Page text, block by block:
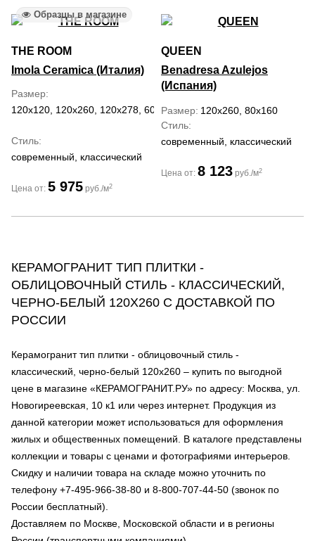
Образцы в магазине
THE ROOM
Imola Ceramica (Италия)
Размер
120x120, 120x260, 120x278, 60x120, 60x60
Стиль
современный, классический
Цена от: 5 975 руб./м2
QUEEN
Benadresa Azulejos
(Испания)
Размер 120x260, 80x160
Стиль
современный, классический
Цена от: 8 123 руб./м2
КЕРАМОГРАНИТ ТИП ПЛИТКИ -
ОБЛИЦОВОЧНЫЙ СТИЛЬ - КЛАССИЧЕСКИЙ,
ЧЕРНО-БЕЛЫЙ 120Х260 С ДОСТАВКОЙ ПО
РОССИИ
Керамогранит тип плитки - облицовочный стиль -
классический, черно-белый 120х260 – купить по выгодной
цене в магазине «КЕРАМОГРАНИТ.РУ» по адресу: Москва, ул.
Новогиреевская, 10 к1 или через интернет. Продукция из
данной категории может использоваться для оформления
жилых и общественных помещений. В каталоге представлены
коллекции и товары с ценами и фотографиями интерьеров.
Скидку и наличии товара на складе можно уточнить по
телефону +7-495-966-38-80 и 8-800-707-44-50 (звонок по
России бесплатный).
Доставляем по Москве, Московской области и в регионы